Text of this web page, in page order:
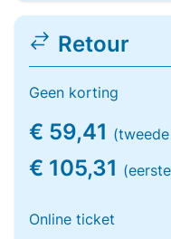
Retour
Geen korting
€ 59,41
€ 105,31
Online ticket